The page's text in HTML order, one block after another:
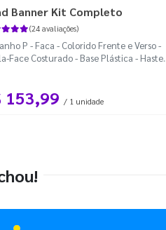
Banner Kit Completo
(24 avaliações)
P - Faca - Colorido Frente e Verso -
Face Costurado - Base Plástica - Haste
153,99 / 1 unidade